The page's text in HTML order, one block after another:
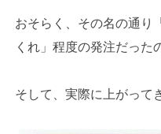
おそらく、その名の通り
くれ」程度の発注だった
そして、実際に上がって